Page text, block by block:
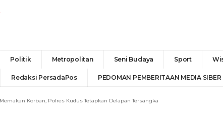
Politik Metropolitan Seni Budaya Sport
Redaksi PersadaPos PEDOMAN PEMBERITAAN MEDIA SIBER
Korban, Polres Kudus Tetapkan Delapan Tersangka